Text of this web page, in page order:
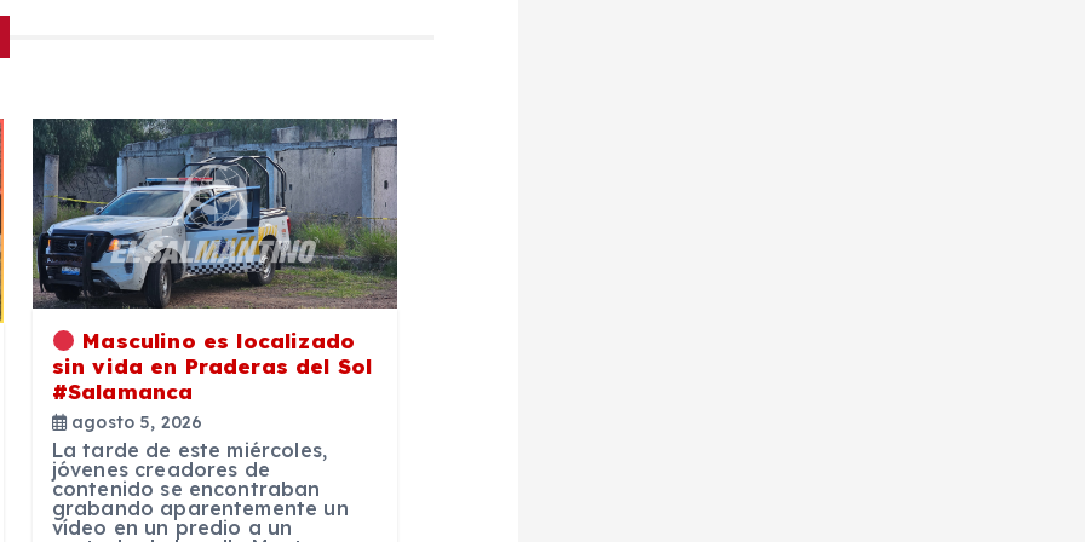
Masculino es localizado
sin vida en Praderas del Sol
#Salamanca
agosto 5, 2026
La tarde de este miércoles,
jóvenes creadores de
contenido se encontraban
grabando aparentemente un
vídeo en un predio a un